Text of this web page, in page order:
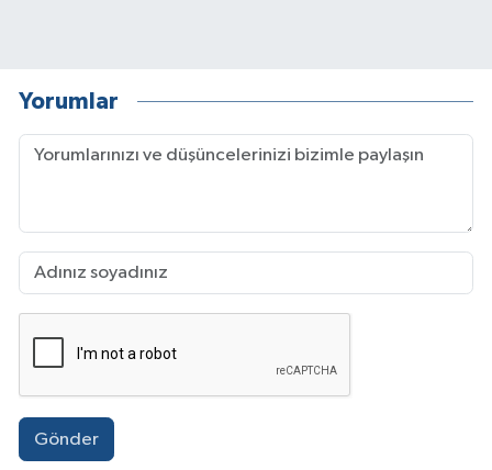
Yorumlar
Gönder